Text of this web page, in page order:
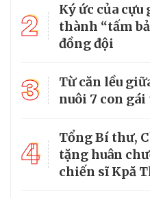
2
Ký ức của
thành “tấm
đồng đội
3
Từ căn lều
nuôi 7 con
4
Tổng Bí thư,
tặng huân
chiến sĩ Kpă